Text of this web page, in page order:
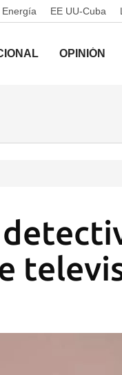
Energía EE UU-Cuba
OPINIÓN